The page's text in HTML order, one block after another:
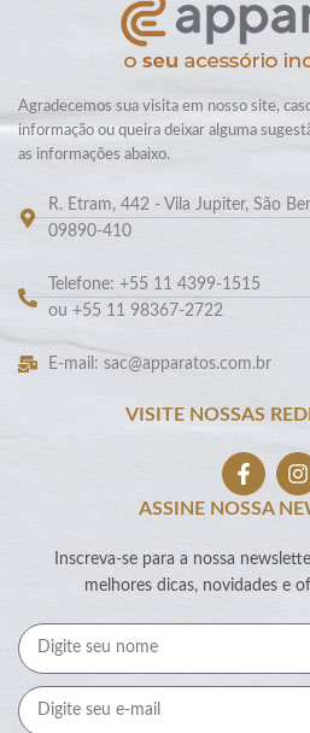
Agradecemos sua visita em nosso site,
informação ou queira deixar alguma
as informações abaixo.
R. Etram, 442 - Vila Jupiter, São
09890-410
Telefone: +55 11 4399-1515
ou +55 11 98367-2722
E-mail: sac@apparatos.com.br
VISITE NOSSAS
ASSINE NOSSA
Inscreva-se para a nossa
melhores dicas, novidades e